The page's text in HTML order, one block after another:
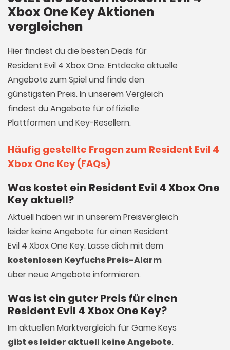
Xbox One Key Aktionen
vergleichen
Hier findest du die besten Deals für
Resident Evil 4 Xbox One. Entdecke aktuelle
Angebote zum Spiel und finde den
günstigsten Preis. In unserem Vergleich
findest du Angebote für offizielle
Plattformen und Key-Resellern.
Häufig gestellte Fragen zum Resident Evil 4
Xbox One Key (FAQs)
Was kostet ein Resident Evil 4 Xbox One
Key aktuell?
Aktuell haben wir in unserem Preisvergleich
leider keine Angebote für einen Resident
Evil 4 Xbox One Key. Lasse dich mit dem
kostenlosen Keyfuchs Preis-Alarm
über neue Angebote informieren.
Was ist ein guter Preis für einen
Resident Evil 4 Xbox One Key?
Im aktuellen Marktvergleich fürGame Keys
gibt es leider aktuell keine Angebote.